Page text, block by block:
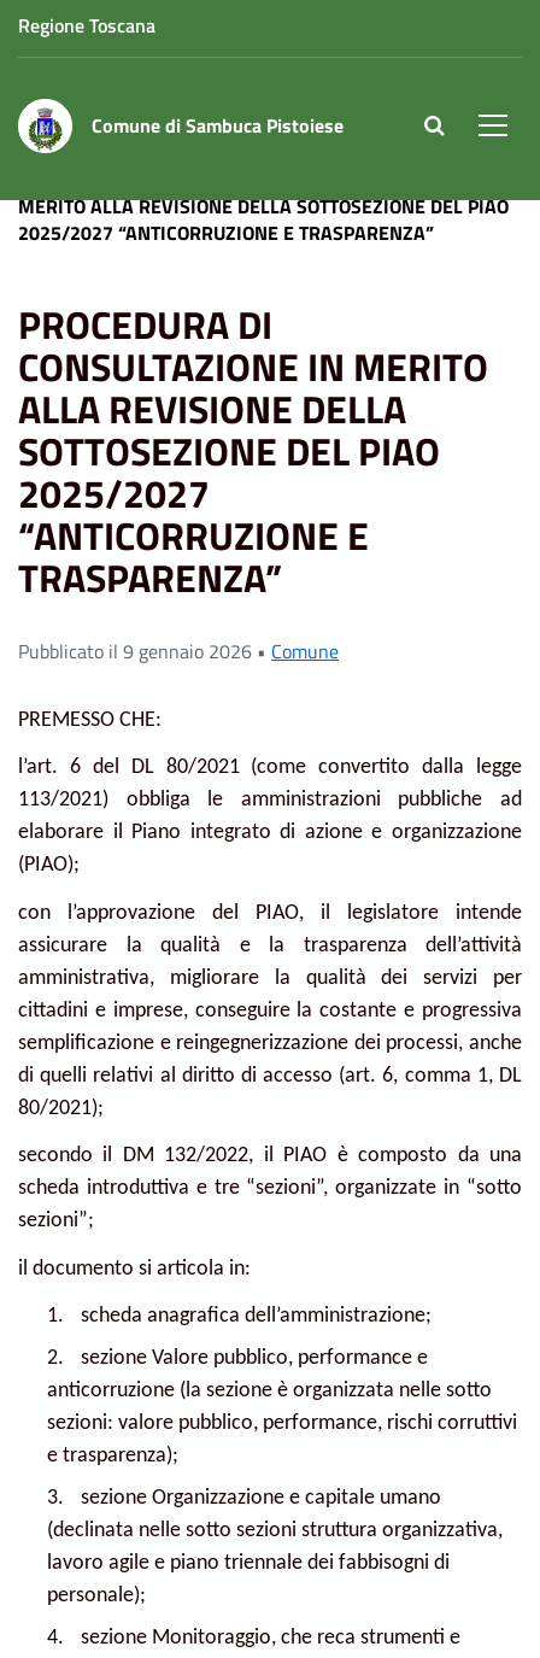
Regione Toscana
Comune di Sambuca Pistoiese site.searc
MERITO ALLA REVISIONE DELLA SOTTOSEZIONE DEL PIAO
2025/2027 “ANTICORRUZIONE E TRASPARENZA”
PROCEDURA DI
CONSULTAZIONE IN MERITO
ALLA REVISIONE DELLA
SOTTOSEZIONE DEL PIAO
2025/2027
“ANTICORRUZIONE E
TRASPARENZA”
Pubblicato il 9 gennaio 2026 • Comune
PREMESSO CHE:
l’art. 6 del DL 80/2021 (come convertito dalla legge
113/2021) obbliga le amministrazioni pubbliche ad
elaborare il Piano integrato di azione e organizzazione
(PIAO);
con l’approvazione del PIAO, il legislatore intende
assicurare la qualità e la trasparenza dell’attività
amministrativa, migliorare la qualità dei servizi per
cittadini e imprese, conseguire la costante e progressiva
semplificazione e reingegnerizzazione dei processi, anche
di quelli relativi al diritto di accesso (art. 6, comma 1, DL
80/2021);
secondo il DM 132/2022, il PIAO è composto da una
scheda introduttiva e tre “sezioni”, organizzate in “sotto
sezioni”;
il documento si articola in:
1.
scheda anagrafica dell’amministrazione;
2.
sezione Valore pubblico, performance e
anticorruzione (la sezione è organizzata nelle sotto
sezioni: valore pubblico, performance, rischi corruttivi
e trasparenza);
3.
sezione Organizzazione e capitale umano
(declinata nelle sotto sezioni struttura organizzativa,
lavoro agile e piano triennale dei fabbisogni di
personale);
4.
sezione Monitoraggio, che reca strumenti e